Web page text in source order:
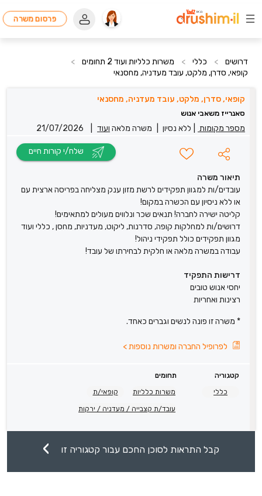
פרסום משרה
דרושים > כללי > משרות כלליות ועוד 2 תחומים
>
קופאי, סדרן, מלקט, עובד מעדניה, מחסנאי
קופאי, סדרן, מלקט, עובד מעדניה, מחסנאי
סאנרייז משאבי אנוש
מספר מקומות ללא נסיון משרה מלאה ועוד 21/07/2026
תיאור משרה
עובדים/ות למגוון תפקידים לרשת מזון ענק מצליחה בפריסה ארצית עם
או ללא ניסיון עם הכשרה במקום!
קליטה ישירה לחברה! תנאים שכר ונלווים מעולים למתאימים!
דרושים/ות למחלקות קופה, סדרנות, ליקוט, מעדניות, מחסן , כללי ועוד
מגוון תפקידים כולל תפקידי ניהול!
עבודה במשרה מלאה או חלקית לבחירתו של עובד!
דרישות התפקיד
יחסי אנוש טובים
רצינות ואחריות
* משרה זו פונה לנשים וגברים כאחד.
לפרופיל החברה ומשרות נוספות>
קטגוריה
תחומים
כללי
משרות כלליות קופאי/ת
עובד/ת קצבייה / מעדניה / ירקות
קבל התראות לסוכן החכם עבור קטגוריה זו